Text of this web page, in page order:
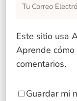
Este sitio usa
Aprende
comentarios.
Guardar mi